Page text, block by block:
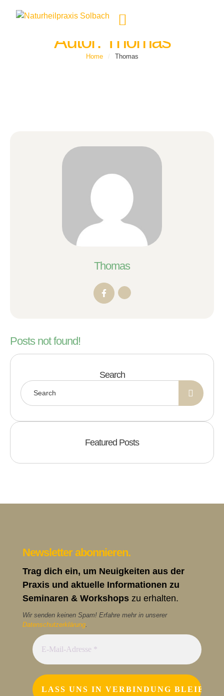
Autor: Thomas
Home / Thomas
Thomas
Posts not found!
Search
Featured Posts
Newsletter abonnieren.
Trag dich ein, um Neuigkeiten aus der
Praxis und aktuelle Informationen zu
Seminaren & Workshops zu erhalten.
Wir senden keinen Spam! Erfahre mehr in unserer
Datenschutzerklärung.